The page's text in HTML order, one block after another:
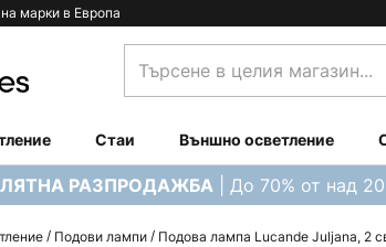
марки в Европа
магазин...
Стаи Външно осветление
ЛЯТНА РАЗПРОДАЖБА | До 70% от над
Подови лампи Подова лампа Lucande Juljana, 2